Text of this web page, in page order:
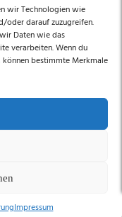
wir Technologien wie
oder darauf zuzugreifen.
Daten wie das
verarbeiten. Wenn du
bestimmte Merkmale
Impressum
an